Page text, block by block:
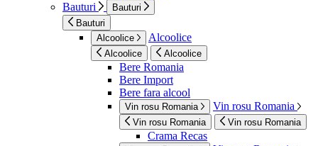
Bauturi
Bauturi
Bauturi
Alcoolice
Alcoolice
Alcoolice Alcoolice
Bere Romania
Bere Import
Bere fara alcool
Vin rosu Romania Vin rosu Romania
Vin rosu Romania Vin rosu Romania
Crama Recas